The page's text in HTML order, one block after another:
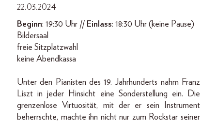
22.03.2024
Beginn: 19:30 Uhr // Einlass: 18:30 Uhr (keine Pause)
Bildersaal
freie Sitzplatzwahl
keine Abendkassa
Unter den Pianisten des 19. Jahrhunderts nahm Franz
Liszt in jeder Hinsicht eine Sonderstellung ein. Die
grenzenlose Virtuosität, mit der er sein Instrument
beherrschte, machte ihn nicht nur zum Rockstar seiner